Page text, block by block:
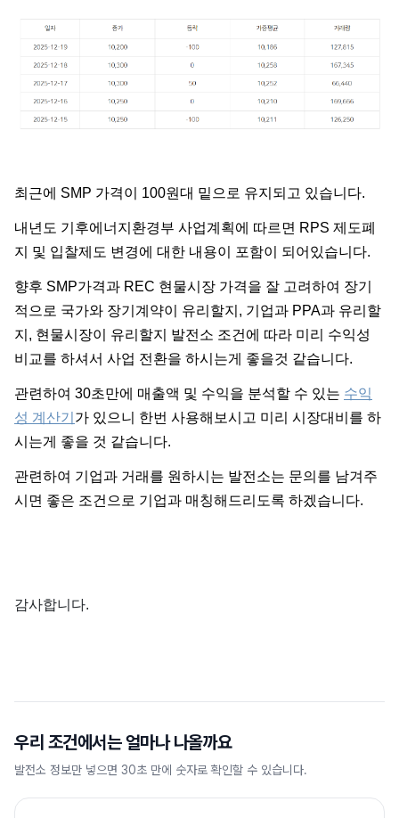
최근에 SMP 가격이 100원대 밑으로 유지되고 있습니다.
내년도 기후에너지환경부 사업계획에 따르면 RPS 제도폐
지 및 입찰제도 변경에 대한 내용이 포함이 되어있습니다.
향후 SMP가격과 REC 현물시장 가격을 잘 고려하여 장기
적으로 국가와 장기계약이 유리할지, 기업과 PPA과 유리할
지, 현물시장이 유리할지 발전소 조건에 따라 미리 수익성
비교를 하셔서 사업 전환을 하시는게 좋을것 같습니다.
관련하여 30초만에 매출액 및 수익을 분석할 수 있는 수익
성 계산기 가 있으니 한번 사용해보시고 미리 시장대비를 하
시는게 좋을 것 같습니다.
관련하여 기업과 거래를 원하시는 발전소는 문의를 남겨주
시면 좋은 조건으로 기업과 매칭해드리도록 하겠습니다.
감사합니다.
우리 조건에서는 얼마나 나올까요
발전소 정보만 넣으면 30초 만에 숫자로 확인할 수 있습니다.